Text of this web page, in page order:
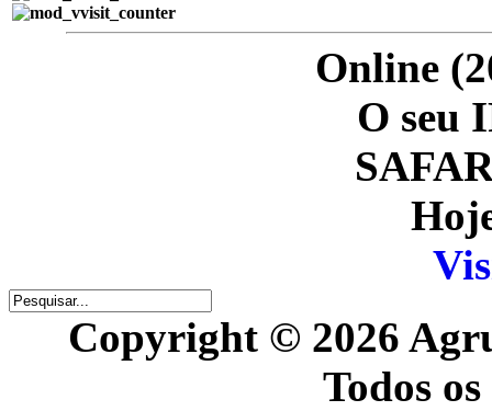
Online
O seu
Copyright © 2026
Todos